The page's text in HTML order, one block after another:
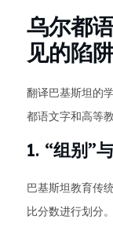
乌尔都
见的陷
翻译巴基斯坦的
都语文字和高等
1. “组别”
巴基斯坦教育传
比分数进行划分